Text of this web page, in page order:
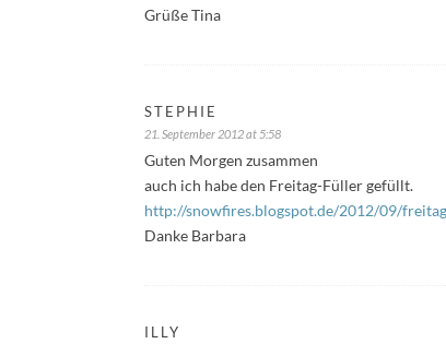
Grüße Tina
STEPHIE
21. September 2012 at 5:58
Guten Morgen zusammen
auch ich habe den Freitag-Füller gefüllt.
http://snowfires.blogspot.de/2012/09/
Danke Barbara
ILLY